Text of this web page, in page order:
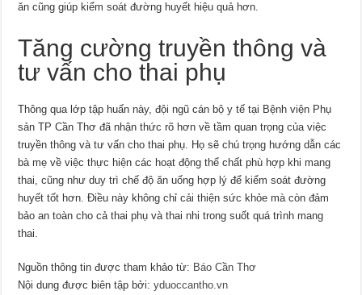
ăn cũng giúp kiểm soát đường huyết hiệu quả hơn.
Tăng cường truyền thông và
tư vấn cho thai phụ
Thông qua lớp tập huấn này, đội ngũ cán bộ y tế tại Bệnh viện Phụ
sản TP Cần Thơ đã nhận thức rõ hơn về tầm quan trọng của việc
truyền thông và tư vấn cho thai phụ. Họ sẽ chú trọng hướng dẫn các
bà mẹ về việc thực hiện các hoạt động thể chất phù hợp khi mang
thai, cũng như duy trì chế độ ăn uống hợp lý để kiểm soát đường
huyết tốt hơn. Điều này không chỉ cải thiện sức khỏe mà còn đảm
bảo an toàn cho cả thai phụ và thai nhi trong suốt quá trình mang
thai.
Nguồn thông tin được tham khảo từ: Báo Cần Thơ
Nội dung được biên tập bởi:yduoccantho.vn